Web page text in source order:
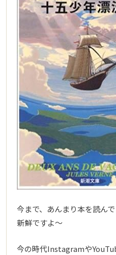
今まで、あんまり本を読ん
新鮮ですよ～
今の時代Instagramや